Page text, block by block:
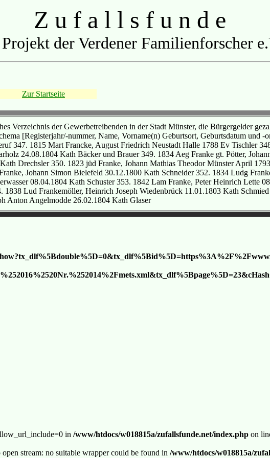
Z u f a l l s f u n d e
der Verdener Familienforscher
Zur Startseite
Verzeichnis der Gewerbetreibenden in der Stadt Münster, die Bürgergelder
[Registerjahr/-nummer, Name, Vorname(n) Geburtsort, Geburtsdatum und -
347. 1815 Mart Francke, August Friedrich Neustadt Halle 1788 Ev Tischler
24.08.1804 Kath Bäcker und Brauer 349. 1834 Aeg Franke gt. Pötter,
Drechsler 350. 1823 jüd Franke, Johann Mathias Theodor Münster April
Johann Simon Bielefeld 30.12.1800 Kath Schneider 352. 1834 Ludg
08.04.1804 Kath Schuster 353. 1842 Lam Franke, Peter Heinrich Lette
1838 Lud Frankemöller, Heinrich Joseph Wiedenbrück 11.01.1803 Kath
Anton Angelmodde 26.02.1804 Kath Glaser
in /www/htdocs/w018815a/zufallsfunde.net/index.php on
stream: no suitable wrapper could be found in /www/htdocs/w018815a/